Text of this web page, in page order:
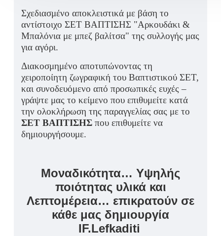
Σχεδιασμένο αποκλειστικά με βάση το
αντίστοιχο ΣΕΤ ΒΑΠΤΙΣΗΣ "Αρκουδάκι &
Μπαλόνια με μπεζ βαλίτσα" της συλλογής μας
για αγόρι.
Διακοσμημένο αποτυπώνοντας τη
χειροποίητη ζωγραφική του Βαπτιστικού ΣΕΤ,
και συνοδευόμενο από προσωπικές ευχές –
γράψτε μας το κείμενο που επιθυμείτε κατά
την ολοκλήρωση της παραγγελίας σας με το
ΣΕΤ ΒΑΠΤΙΣΗΣ που επιθυμείτε να
δημιουργήσουμε.
Μοναδικότητα… Υψηλής
ποιότητας υλικά και
Λεπτομέρεια… επικρατούν σε
κάθε μας δημιουργία
IF.Lefkaditi